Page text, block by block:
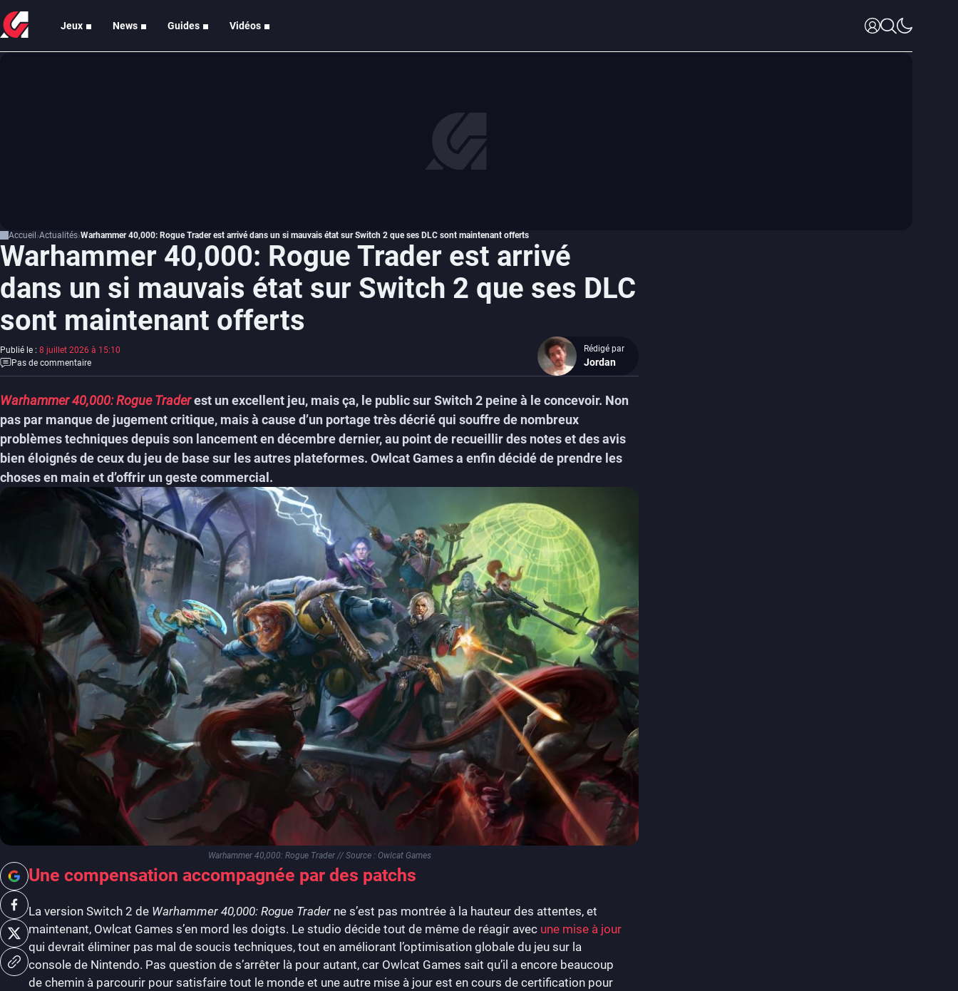
Jeux News Guides Vidéos
Accueil Actualités Warhammer 40,000: Rogue Trader est arrivé dans un si mauvais état sur Switch 2 que ses DLC sont maintenant offerts
Warhammer 40,000: Rogue Trader est arrivé
dans un si mauvais état sur Switch 2 que ses DLC
sont maintenant offerts
Publié le : 8 juillet 2026 à 15:10
Pas de commentaire
Rédigé par
Jordan
Warhammer 40,000: Rogue Traderest un excellent jeu, mais ça, le public sur Switch 2 peine à le concevoir. Non
pas par manque de jugement critique, mais à cause d’un portage très décrié qui souffre de nombreux
problèmes techniques depuis son lancement en décembre dernier, au point de recueillir des notes et des avis
bien éloignés de ceux du jeu de base sur les autres plateformes. Owlcat Games a enfin décidé de prendre les
choses en main et d’offrir un geste commercial.
Warhammer 40,000: Rogue Trader // Source : Owlcat Games
Une compensation accompagnée par des patchs
La version Switch 2 de Warhammer 40,000: Rogue Trader ne s’est pas montrée à la hauteur des attentes, et
maintenant, Owlcat Games s’en mord les doigts. Le studio décide tout de même de réagir avec une mise à jour
qui devrait éliminer pas mal de soucis techniques, tout en améliorant l’optimisation globale du jeu sur la
console de Nintendo. Pas question de s’arrêter là pour autant, car Owlcat Games sait qu’il a encore beaucoup
de chemin à parcourir pour satisfaire tout le monde et une autre mise à jour est en cours de certification pour